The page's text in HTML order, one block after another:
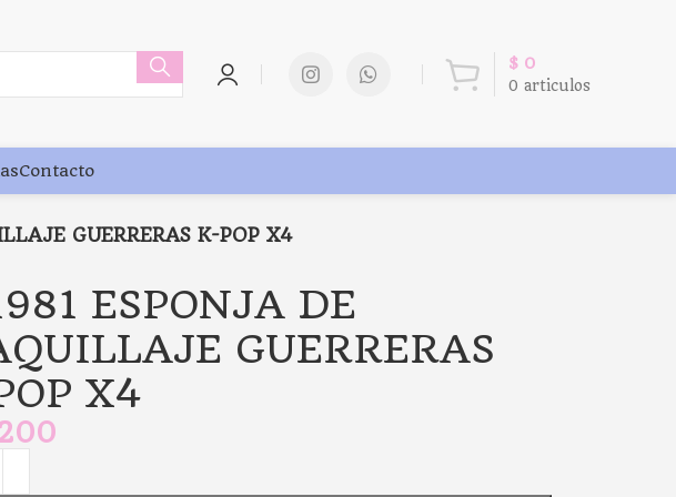
0 articulos
$ 0
Contacto
GUERRERAS K-POP X4
ESPONJA DE
GUERRERAS
X4